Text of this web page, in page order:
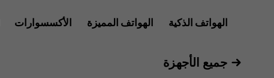
دليل
الهواتف الذكية الهواتف المميزة الأكسسوارات
جميع الأجهزة